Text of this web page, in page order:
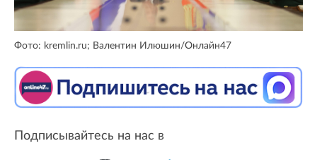
Фото: kremlin.ru; Валентин Илюшин/Онлайн47
Подписывайтесь на нас в